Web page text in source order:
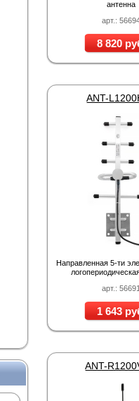
арт.:
антенна
8 820
арт.:
ANT-
Направленная 5-ти
1 643
ANT-